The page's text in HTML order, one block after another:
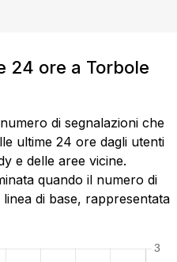
24 ore a Torbole
di segnalazioni che
ultime 24 ore dagli utenti
e delle aree vicine.
quando il numero di
di base, rappresentata